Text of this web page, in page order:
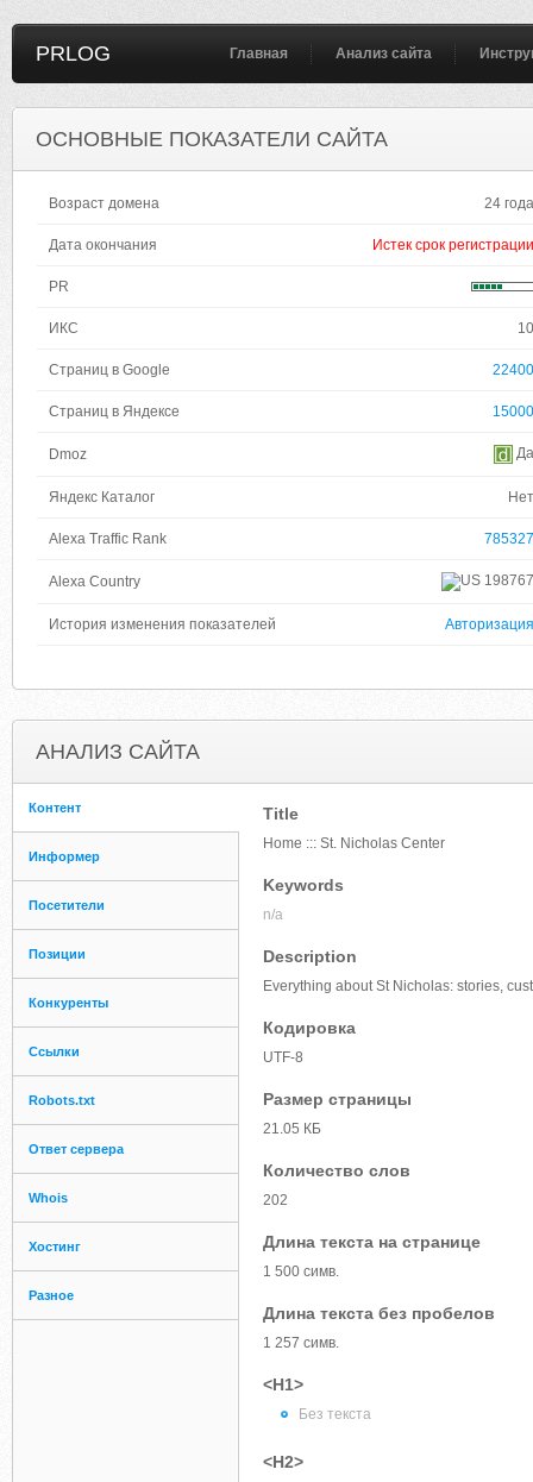
PRLOG Главная Анализ сайта
ОСНОВНЫЕ ПОКАЗАТЕЛИ САЙТА
Возраст домена 24 года
Дата окончания Истек срок регистрации
PR
ИКС 10
Страниц в Google 22400
Страниц в Яндексе 15000
Dmoz Да
Яндекс Каталог Нет
Alexa Traffic Rank 785327
Alexa Country 198767
История изменения показателей Авторизация
АНАЛИЗ САЙТА
Контент
Информер
Посетители
Позиции
Конкуренты
Ссылки
Robots.txt
Ответ сервера
Whois
Хостинг
Разное
Title
Home ::: St. Nicholas Center
Keywords
n/a
Description
Everything about St Nicholas: stories,
Кодировка
UTF-8
Размер страницы
21.05 КБ
Количество слов
202
Длина текста на странице
1 500 симв.
Длина текста без пробелов
1 257 симв.
<H1>
Без текста
<H2>